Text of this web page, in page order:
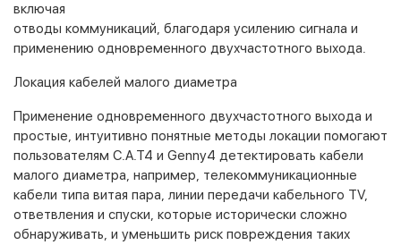
включая
отводы коммуникаций, благодаря усилению сигнала и
применению одновременного двухчастотного выхода.
Локация кабелей малого диаметра
Применение одновременного двухчастотного выхода и
простые, интуитивно понятные методы локации помогают
пользователям C.A.T4 и Genny4 детектировать кабели
малого диаметра, например, телекоммуникационные
кабели типа витая пара, линии передачи кабельного TV,
ответвления и спуски, которые исторически сложно
обнаруживать, и уменьшить риск повреждения таких